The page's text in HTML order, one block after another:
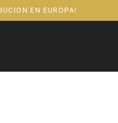
EN EUROPA!